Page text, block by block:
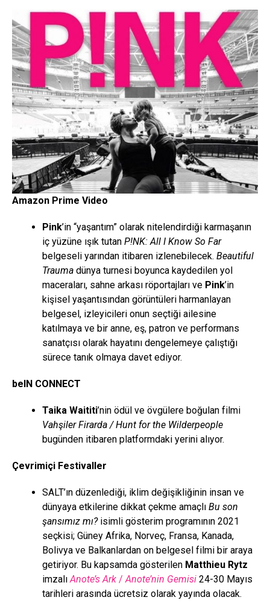
Amazon Prime Video
Pink’in “yaşantım” olarak nitelendirdiği karmaşanın
iç yüzüne ışık tutan P!NK: All I Know So Far
belgeseli yarından itibaren izlenebilecek. Beautiful
Trauma dünya turnesi boyunca kaydedilen yol
maceraları, sahne arkası röportajları ve Pink’in
kişisel yaşantısından görüntüleri harmanlayan
belgesel, izleyicileri onun seçtiği ailesine
katılmaya ve bir anne, eş, patron ve performans
sanatçısı olarak hayatını dengelemeye çalıştığı
sürece tanık olmaya davet ediyor.
beIN CONNECT
Taika Waititi’nin ödül ve övgülere boğulan filmi
Vahşiler Firarda / Hunt for the Wilderpeople
bugünden itibaren platformdaki yerini alıyor.
Çevrimiçi Festivaller
SALT’ın düzenlediği, iklim değişikliğinin insan ve
dünyaya etkilerine dikkat çekme amaçlı Bu son
şansımız mı?isimli gösterim programının 2021
seçkisi; Güney Afrika, Norveç, Fransa, Kanada,
Bolivya ve Balkanlardan on belgesel filmi bir araya
getiriyor. Bu kapsamda gösterilen Matthieu Rytz
imzalı Anote’s Ark / Anote’nin Gemisi 24-30 Mayıs
tarihleri arasında ücretsiz olarak yayında olacak.